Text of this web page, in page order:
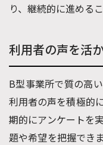
り、継続的に進める
利用者の声を活
B型事業所で質の高
利用者の声を積極的
期的にアンケートを
題や希望を把握でき